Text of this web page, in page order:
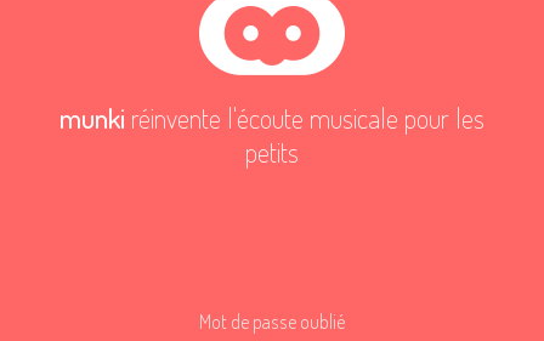
munki réinvente l'écoute musicale pour les
petits
Mot de passe oublié